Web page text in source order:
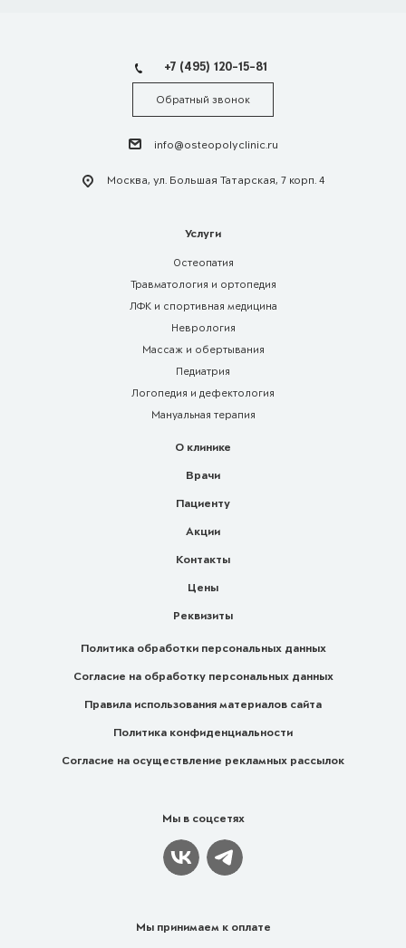
+7 (495) 120-15-81
Обратный звонок
info@osteopolyclinic.ru
Москва, ул. Большая Татарская, 7 корп. 4
Услуги
Остеопатия
Травматология и ортопедия
ЛФК и спортивная медицина
Неврология
Массаж и обертывания
Педиатрия
Логопедия и дефектология
Мануальная терапия
О клинике
Врачи
Пациенту
Акции
Контакты
Цены
Реквизиты
Политика обработки персональных данных
Согласие на обработку персональных данных
Правила использования материалов сайта
Политика конфиденциальности
Согласие на осуществление рекламных рассылок
Мы в соцсетях
Мы принимаем к оплате